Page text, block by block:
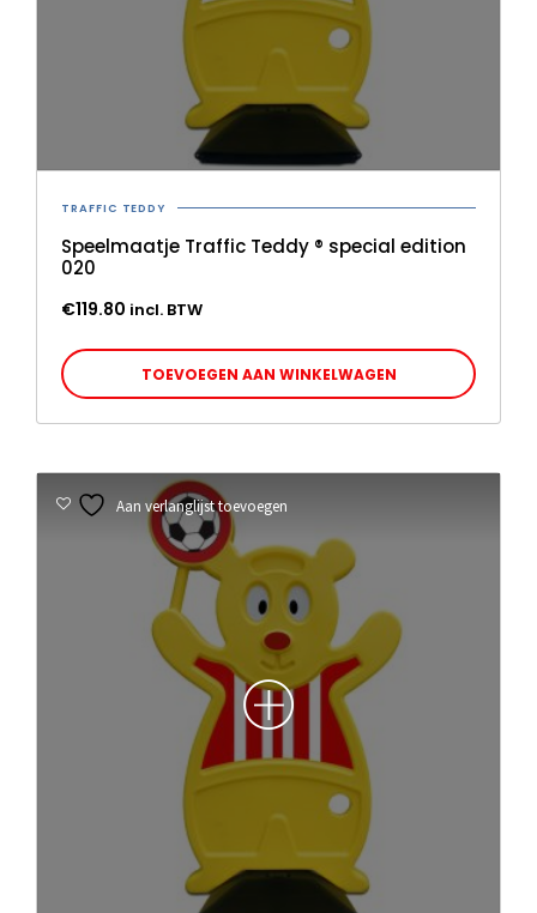
TRAFFIC TEDDY
Speelmaatje Traffic Teddy ® special edition
020
€119.80 incl. BTW
TOEVOEGEN AAN WINKELWAGEN
Aan verlanglijst toevoegen